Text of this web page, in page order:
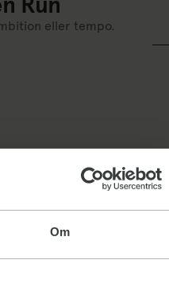
Om
eller tempo.